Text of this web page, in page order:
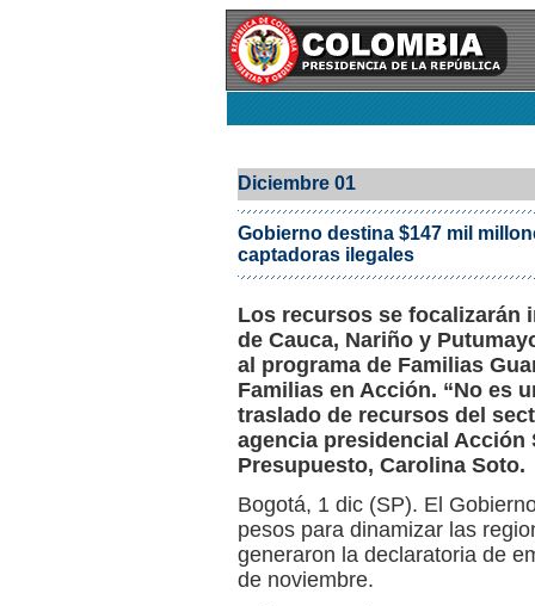
Diciembre 01
Gobierno destina $147 mil
captadoras ilegales
Los recursos se focalizarán
de Cauca, Nariño y
al programa de Familias
Familias en Acción. “No es
traslado de recursos del
agencia presidencial Acción
Presupuesto, Carolina Soto.
Bogotá, 1 dic (SP). El
pesos para dinamizar las
generaron la declaratoria de
de noviembre.